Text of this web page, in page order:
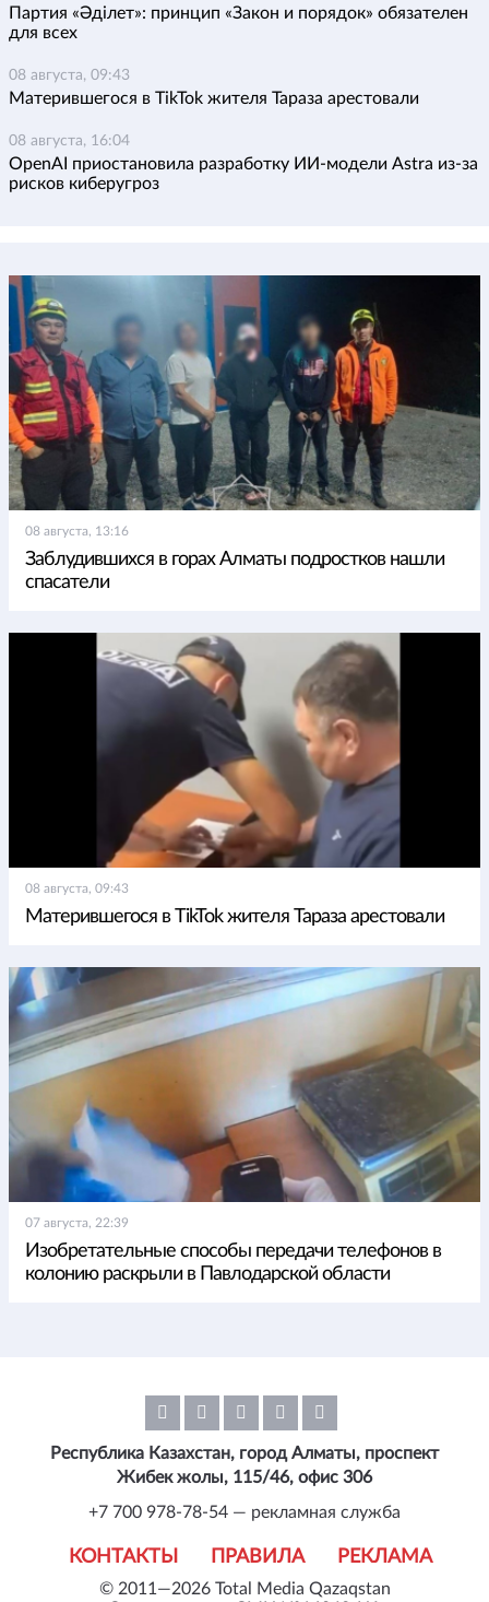
Партия «Әділет»: принцип «Закон и порядок» обязателен
для всех
08 августа, 09:43
Матерившегося в TikTok жителя Тараза арестовали
08 августа, 16:04
OpenAI приостановила разработку ИИ-модели Astra из-за
рисков киберугроз
08 августа, 13:16
Заблудившихся в горах Алматы подростков нашли
спасатели
08 августа, 09:43
Матерившегося в TikTok жителя Тараза арестовали
07 августа, 22:39
Изобретательные способы передачи телефонов в
колонию раскрыли в Павлодарской области
© 2011—2026 Total Media Qazaqstan
КОНТАКТЫ ПРАВИЛА РЕКЛАМА
Республика Казахстан, город Алматы, проспект
Жибек жолы, 115/46, офис 306
+7 700 978-78-54 — рекламная служба